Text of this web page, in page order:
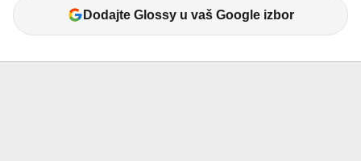
Dodajte Glossy u vaš Google izbor